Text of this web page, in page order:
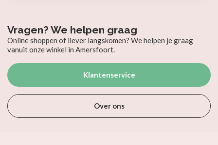
Vragen? We helpen graag
Online shoppen of liever langskomen? We helpen je graag
vanuit onze winkel in Amersfoort.
Klantenservice
Over ons